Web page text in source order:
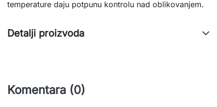
temperature daju potpunu kontrolu nad oblikovanjem.
Detalji proizvoda
Komentara (0)